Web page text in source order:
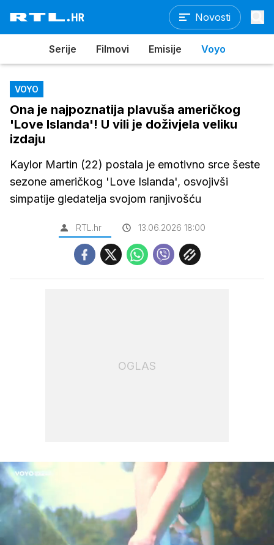
Novosti
Serije Filmovi Emisije Voyo
VOYO
Ona je najpoznatija plavuša američkog
'Love Islanda'! U vili je doživjela veliku
izdaju
Kaylor Martin (22) postala je emotivno srce šeste
sezone američkog 'Love Islanda', osvojivši
simpatije gledatelja svojom ranjivošću
RTL.hr 13.06.2026 18:00
OGLAS